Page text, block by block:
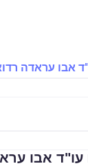
אבו עראדה
אבו